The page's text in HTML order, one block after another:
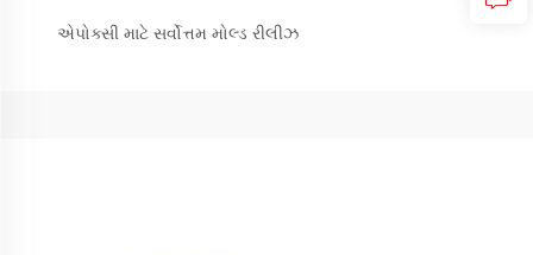
એપોક્સી માટે સર્વોત્તમ મોલ્ડ રીલીઝ